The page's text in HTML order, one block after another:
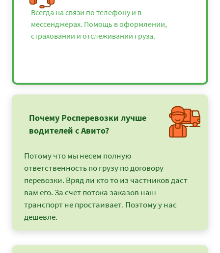
Всегда на связи по телефону и в
мессенджерах. Помощь в оформлении,
страховании и отслеживании груза.
Почему Росперевозки лучше
водителей с Авито?
Потому что мы несем полную
ответственность по грузу по договору
перевозки. Вряд ли кто то из частников даст
вам его. За счет потока заказов наш
транспорт не простаивает. Поэтому у нас
дешевле.